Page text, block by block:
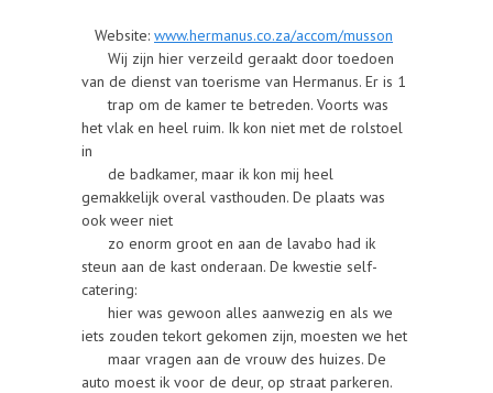
Website: www.hermanus.co.za/accom/musson
Wij zijn hier verzeild geraakt door toedoen
van de dienst van toerisme van Hermanus. Er is 1
trap om de kamer te betreden. Voorts was
het vlak en heel ruim. Ik kon niet met de rolstoel
in
de badkamer, maar ik kon mij heel
gemakkelijk overal vasthouden. De plaats was
ook weer niet
zo enorm groot en aan de lavabo had ik
steun aan de kast onderaan. De kwestie self-
catering:
hier was gewoon alles aanwezig en als we
iets zouden tekort gekomen zijn, moesten we het
maar vragen aan de vrouw des huizes. De
auto moest ik voor de deur, op straat parkeren.